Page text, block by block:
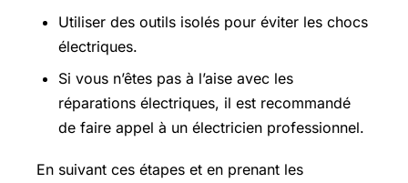
Utiliser des outils isolés pour éviter les chocs
électriques.
Si vous n’êtes pas à l’aise avec les
réparations électriques, il est recommandé
de faire appel à un électricien professionnel.
En suivant ces étapes et en prenant les